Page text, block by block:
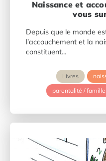
Naissance et
vous
Depuis que le monde
l’accouchement et la
constituent...
Livres
parentalité /